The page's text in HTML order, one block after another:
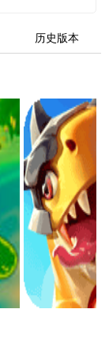
历史版本